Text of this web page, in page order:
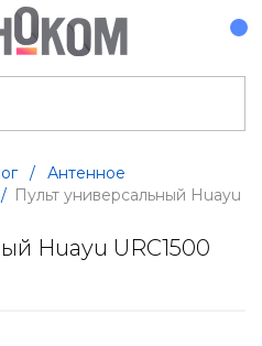
/
Антенное
/ Пульт универсальный Huayu
Huayu URC1500